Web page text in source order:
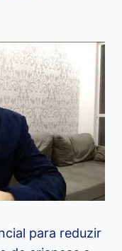
para reduzir